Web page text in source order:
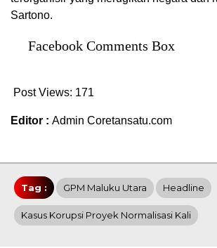
Sartono.
Facebook Comments Box
Post Views: 171
Editor : Admin Coretansatu.com
Tag : GPM Maluku Utara Headline
Kasus Korupsi Proyek Normalisasi Kali